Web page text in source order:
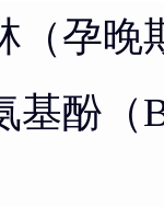
（孕
基酚（